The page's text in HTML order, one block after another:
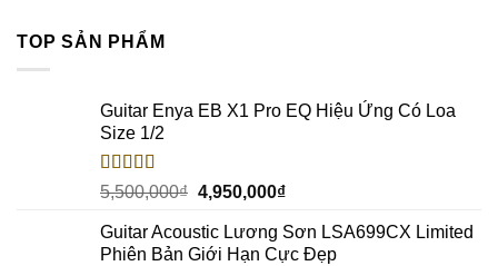
TOP SẢN PHẨM
Guitar Enya EB X1 Pro EQ Hiệu Ứng Có Loa
Size 1/2
Rated5.00
out of 5
5,500,000₫ 4,950,000₫
Guitar Acoustic Lương Sơn LSA699CX Limited
Phiên Bản Giới Hạn Cực Đẹp